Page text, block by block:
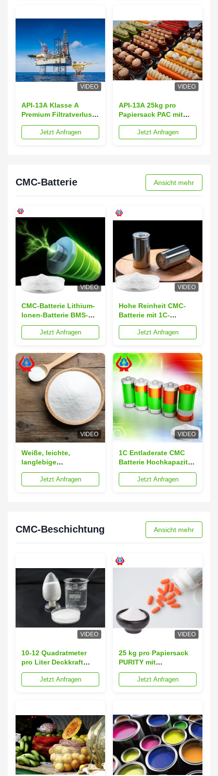
VIDEO
API-13A Klasse A
Premium Filtratverlust
Flüssigkeitsverlust 16
Max Verlust beim
Jetzt Anfragen
VIDEO
API-13A 25kg pro
Papiersack PAC mit
Fluidverlust weniger
als 16 MaxJetzt Anfragen
CMC-Batterie Ansicht mehr
VIDEO
CMC-Batterie Lithium-
Ionen-Batterie BMS-
Board mit 80-200
Maschenpartikelgröße,
und Überlastschutz
Jetzt Anfragen
VIDEO
Hohe Reinheit CMC-
Batterie mit 1C-
Entladungsrate
Schwermetall ≤ 0,001%
eine stabile
Energieversorgung
Jetzt Anfragen
VIDEO
Weiße, leichte,
langlebige
Konstruktion CMC-
Batterie Lithium-Ionen-
Jetzt Anfragen
VIDEO
1C Entladerate CMC
Batterie Hochkapazität
Energiespeicher
Lithium-Ionen-
Jetzt Anfragen
CMC-Beschichtung Ansicht mehr
VIDEO
10-12 Quadratmeter
pro Liter Deckkraft
CMC-Beschichtung
E466 in weißem Pulver
Jetzt Anfragen
VIDEO
25 kg pro Papiersack
PURITY mit
ausgezeichneter
HaftungJetzt Anfragen